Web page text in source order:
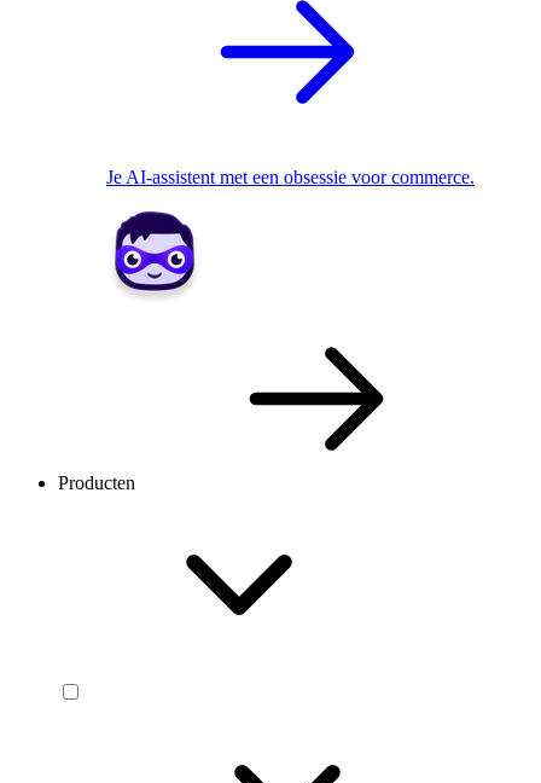
Je AI-assistent met een obsessie voor commerce.
Producten